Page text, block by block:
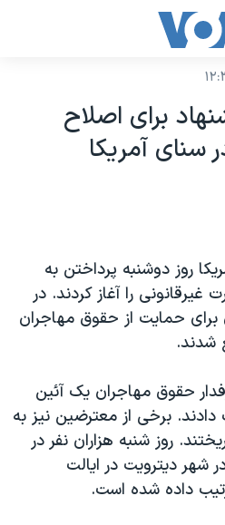
برای اصلاح
سنای آمريکا
روز دوشنبه پرداختن به
غیرقانونی را آغاز کردند. در
حمایت از حقوق مهاجران
شدند.
حقوق مهاجران یک آئین
برخی از معترضین نیز به
روز شنبه هزاران نفر در
شهر دیترویت در ایالت
داده شده است.